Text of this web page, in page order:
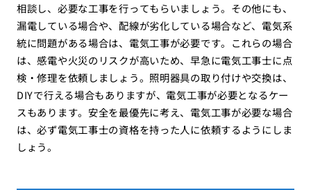
相談し、必要な工事を行ってもらいましょう。その他にも、
漏電している場合や、配線が劣化している場合など、電気系
統に問題がある場合は、電気工事が必要です。これらの場合
は、感電や火災のリスクが高いため、早急に電気工事士に点
検・修理を依頼しましょう。照明器具の取り付けや交換は、
DIYで行える場合もありますが、電気工事が必要となるケー
スもあります。安全を最優先に考え、電気工事が必要な場合
は、必ず電気工事士の資格を持った人に依頼するようにしま
しょう。